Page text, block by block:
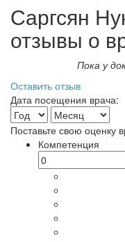
Саргсян
отзывы о
Пока у
Оставить отзыв
Дата посещения врача:
Поставьте свою оценку
Компетенция